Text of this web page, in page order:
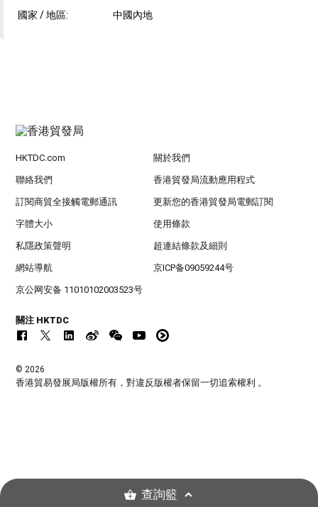
國家 / 地區:
中國內地
HKTDC.com 關於我們
聯絡我們 香港貿發局流動應用程式
訂閱商貿全接觸電郵通訊 更新您的香港貿發局電郵訂閱
字體大小 使用條款
私隱政策聲明 超連結條款及細則
網站導航 京ICP备09059244号
京公网安备 11010102003523号
關注 HKTDC
© 2026
香港貿易發展局版權所有，對違反版權者保留一切追索權利 。
查詢籃